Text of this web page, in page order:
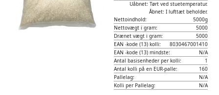
Uåbnet: Tørt ved stuetemperatur.
Åbnet: I lufttæt beholder.
Nettoindhold:
5000g
Nettovægt i gram:
5000
Drænet vægt i gram:
5000
EAN -kode (13) kolli:
8030467001410
EAN -kode (13) mindste:
N/A
Antal basisenheder per kolli:
1
Antal kolli på en EUR-palle:
160
Pallelag:
N/A
Kolli per Pallelag:
N/A